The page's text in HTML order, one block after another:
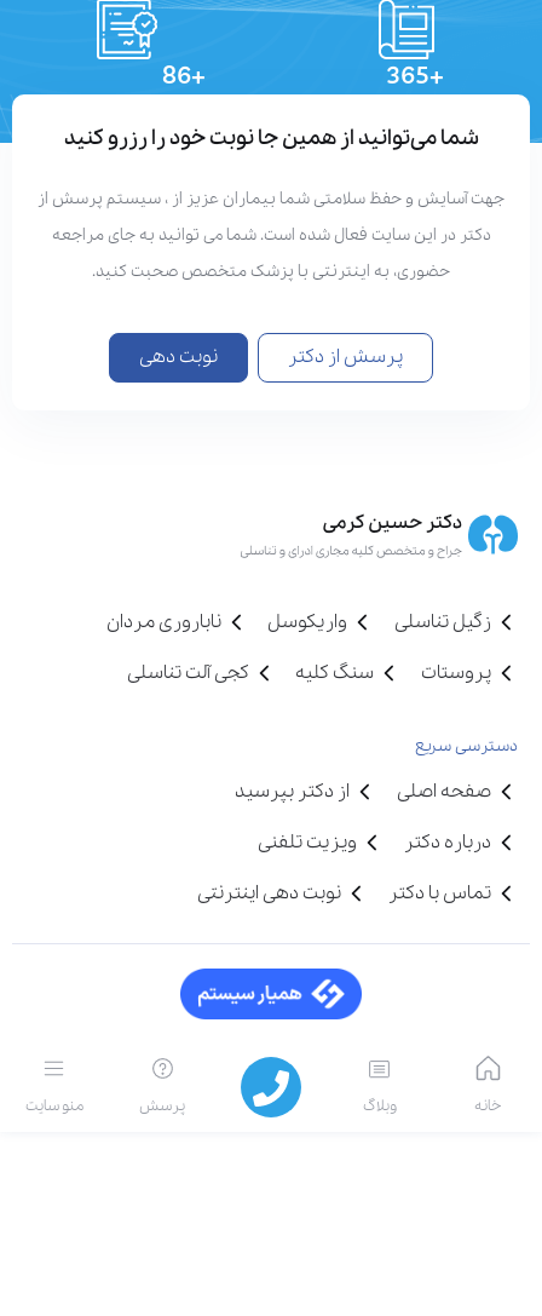
+365
+86
شما می‌توانید از همین جا نوبت خود را رزرو کنید
جهت آسایش و حفظ سلامتی شما بیماران عزیز از ، سیستم پرسش از
دکتر در این سایت فعال شده است. شما می توانید به جای مراجعه
حضوری، به اینترنتی با پزشک متخصص صحبت کنید.
پرسش از دکتر نوبت دهی
زگیل تناسلی واریکوسل
ناباروری مردان
پروستات
سنگ کلیه کجی آلت تناسلی
دسترسی سریع
صفحه اصلی
از دکتر بپرسید
درباره دکتر
ویزیت تلفنی
تماس با دکتر
نوبت دهی اینترنتی
خانه وبلاگ پرسش منو سایت